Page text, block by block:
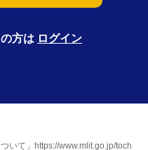
方は ログイン
いて」https://www.mlit.go.jp/toch